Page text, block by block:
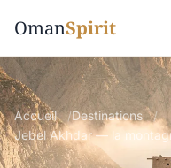
OmanSpirit
Accueil
Destinations
Jebel Akhdar — la